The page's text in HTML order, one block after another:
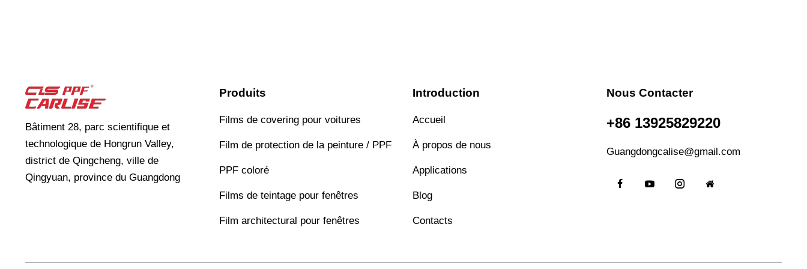
Bâtiment 28, parc scientifique et
technologique de Hongrun Valley,
district de Qingcheng, ville de
Qingyuan, province du Guangdong
Produits
Films de covering pour voitures
Film de protection de la peinture / PPF
PPF coloré
Films de teintage pour fenêtres
Film architectural pour fenêtres
Introduction
Accueil
À propos de nous
Applications
Blog
Contacts
Nous Contacter
+86 13925829220
Guangdongcalise@gmail.com